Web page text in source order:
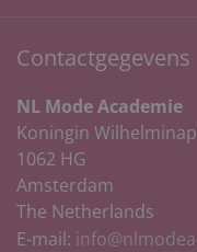
Contactgegevens
NL Mode Academie
Koningin
1062 HG
Amsterdam
The Netherlands
E-mail: